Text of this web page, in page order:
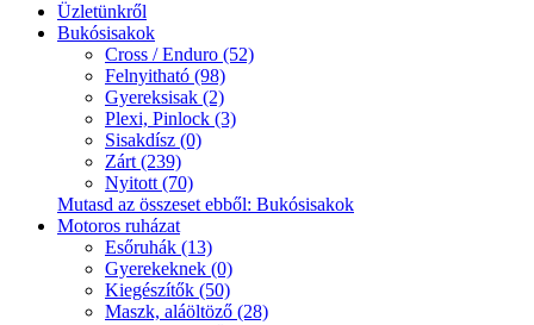
Üzletünkről
Bukósisakok
Cross / Enduro (52)
Felnyitható (98)
Gyereksisak (2)
Plexi, Pinlock (3)
Sisakdísz (0)
Zárt (239)
Nyitott (70)
Mutasd az összeset ebből: Bukósisakok
Motoros ruházat
Esőruhák (13)
Gyerekeknek (0)
Kiegészítők (50)
Maszk, aláöltöző (28)